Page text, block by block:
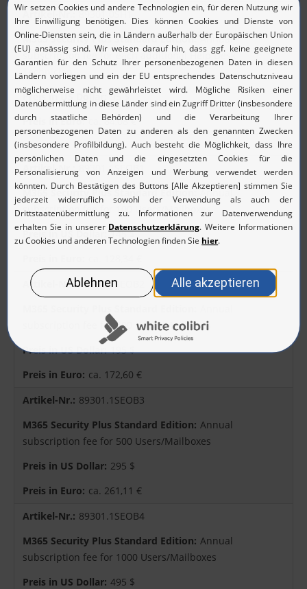
89301.0SH1
Annual
subscription fee for each additional Help Desk
Technician
95 $
ca. 84,08 €
89301.1SEOB1
Annual
subscription fee for 100 Users/Mailboxes
145 $
89301.1SEOB2
subscription fee for 200 Users/Mailboxes
195 $
ca. 172,60 €
89301.1SEOB3
Annual
subscription fee for 500 Users/Mailboxes
295 $
ca. 261,11 €
89301.1SEOB4
Annual
subscription fee for 1000 Users/Mailboxes
495 $